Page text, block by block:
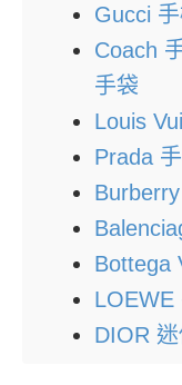
Gucci
Coach
手袋
Louis
Prada
Bottega
LOEWE
DIOR